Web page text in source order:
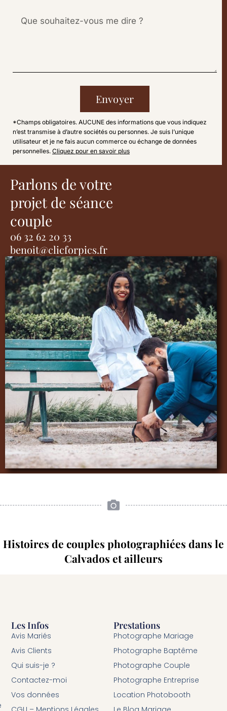
Parlons de votre
projet de séance
couple
06 32 62 20 33
benoit@clicforpics.fr
Envoyer
*Champs obligatoires. AUCUNE des informations que vous indiquez
n’est transmise à d’autre sociétés ou personnes. Je suis l’unique
utilisateur et je ne fais aucun commerce ou échange de données
personnelles. Cliquez pour en savoir plus
Histoires de couples photographiées dans le
Calvados et ailleurs
Prestations
Photographe Mariage
Photographe Baptême
Photographe Couple
Photographe Entreprise
Location Photobooth
Les Infos
Avis Mariés
Avis Clients
Qui suis-je ?
Contactez-moi
Vos données